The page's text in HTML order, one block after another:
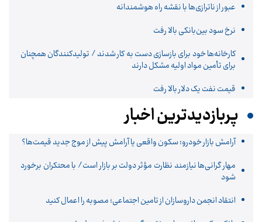
عبور از ناترازی‌ها با نقشه راه هوشمندانه
نرخ سود بین‌بانکی بالا رفت
کارخانه‌ها خود برای بازسازی دست به کار شدند / تولیدکنندگان همچنان
برای تأمین مواد اولیه مشکل دارند
قیمت نفت یک دلار بالا رفت
پربازدیدترین اخبار
آرامش بازار خودرو؛ سکون واقعی یا آرامش پیش از موج جدید قیمت‌ها؟
مهار گرانی‌ها نیازمند نظارت مؤثر دولت بر بازار است/ با محتکران برخورد
شود
انتقاد انجمن داروسازان از تامین اجتماعی؛ مصوبه را اعمال کنید